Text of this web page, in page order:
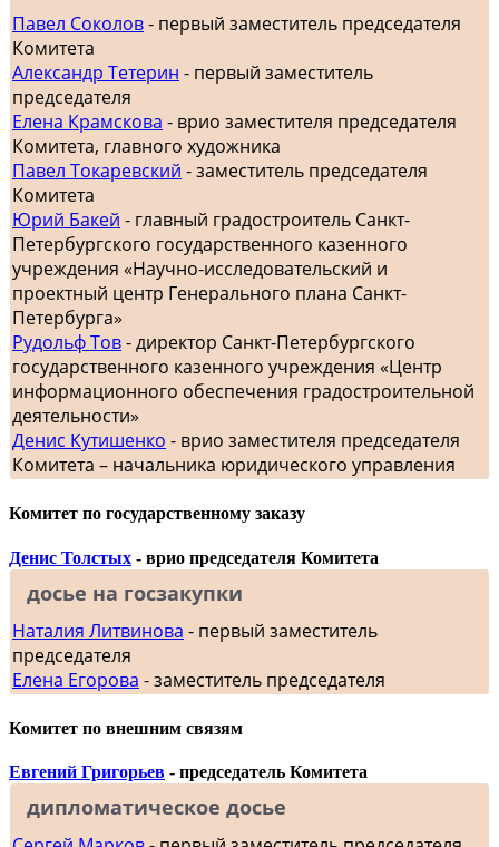
Павел Соколов- первый заместитель председателя
Комитета
Александр Тетерин - первый заместитель
председателя
Елена Крамскова - врио заместителя председателя
Комитета, главного художника
Павел Токаревский - заместитель председателя
Комитета
Юрий Бакей - главный градостроитель Санкт-
Петербургского государственного казенного
учреждения «Научно-исследовательский и
проектный центр Генерального плана Санкт-
Петербурга»
Рудольф Тов- директор Санкт-Петербургского
государственного казенного учреждения «Центр
информационного обеспечения градостроительной
деятельности»
Денис Кутишенко - врио заместителя председателя
Комитета – начальника юридического управления
Комитет по государственному заказу
Денис Толстых - врио председателя Комитета
досье на госзакупки
Наталия Литвинова - первый заместитель
председателя
Елена Егорова - заместитель председателя
Комитет по внешним связям
Евгений Григорьев - председатель Комитета
дипломатическое досье